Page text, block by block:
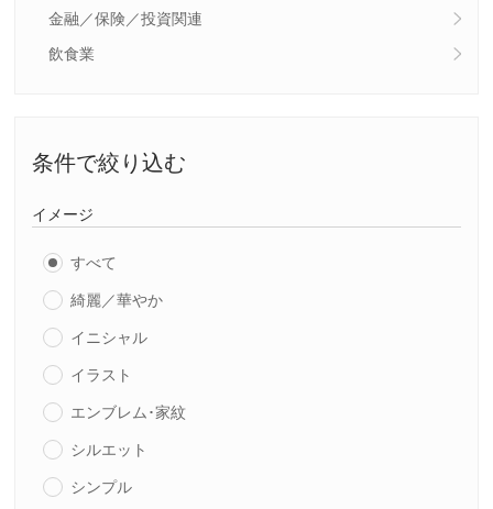
金融／保険／投資関連
飲食業
条件で絞り込む
イメージ
すべて
綺麗／華やか
イニシャル
イラスト
エンブレム･家紋
シルエット
シンプル